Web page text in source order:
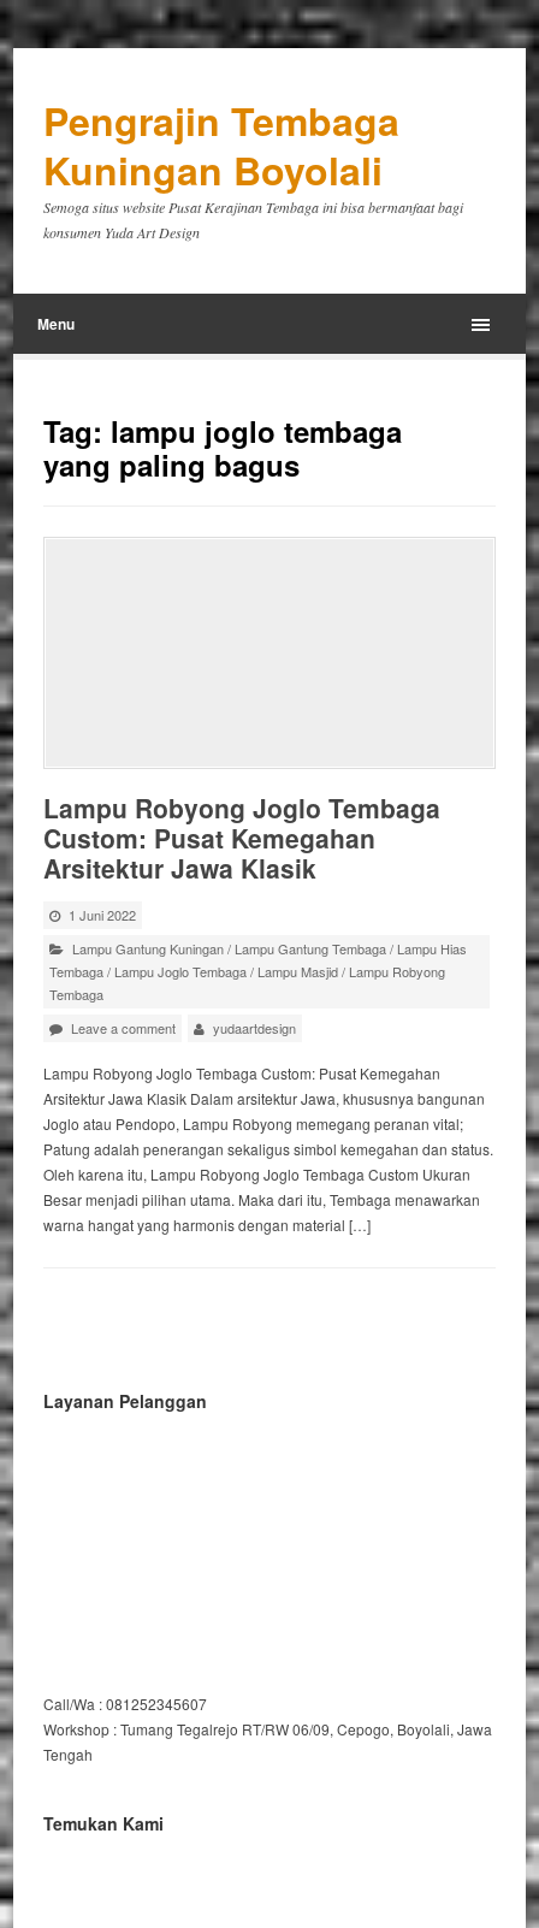
Pengrajin Tembaga
Kuningan Boyolali
Semoga situs website Pusat Kerajinan Tembaga ini bisa bermanfaat bagi
konsumen Yuda Art Design
Menu
Tag: lampu joglo tembaga
yang paling bagus
Lampu Robyong Joglo Tembaga
Custom: Pusat Kemegahan
Arsitektur Jawa Klasik
1 Juni 2022
Lampu Gantung Kuningan/ Lampu Gantung Tembaga/ Lampu Hias
Tembaga/ Lampu Joglo Tembaga/ Lampu Masjid/ Lampu Robyong
Tembaga
Leave a comment
yudaartdesign
Lampu Robyong Joglo Tembaga Custom: Pusat Kemegahan
Arsitektur Jawa Klasik Dalam arsitektur Jawa, khususnya bangunan
Joglo atau Pendopo, Lampu Robyong memegang peranan vital;
Patung adalah penerangan sekaligus simbol kemegahan dan status.
Oleh karena itu, Lampu Robyong Joglo Tembaga Custom Ukuran
Besar menjadi pilihan utama. Maka dari itu, Tembaga menawarkan
warna hangat yang harmonis dengan material […]
Layanan Pelanggan
Call/Wa : 081252345607
Workshop : Tumang Tegalrejo RT/RW 06/09, Cepogo, Boyolali, Jawa
Tengah
Temukan Kami